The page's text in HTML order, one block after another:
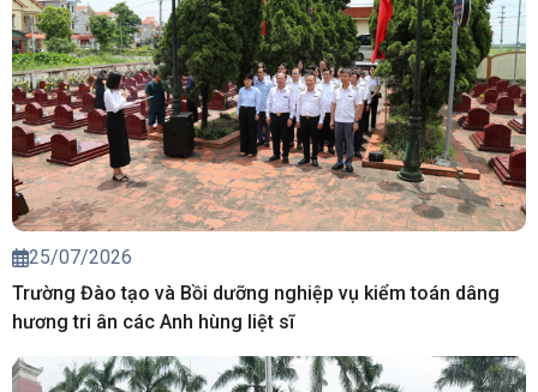
25/07/2026
Trường Đào tạo và Bồi dưỡng nghiệp vụ kiểm toán dâng
hương tri ân các Anh hùng liệt sĩ